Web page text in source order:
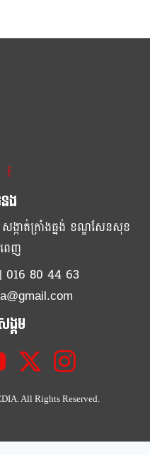
ខ្លឹម ខ្លី រហ័ស
ង
កាត់ក្រាំងធ្នង់ ខណ្ឌសែនសុខ
ពេញ
016 80 44 63
គម
All Rights Reserved.